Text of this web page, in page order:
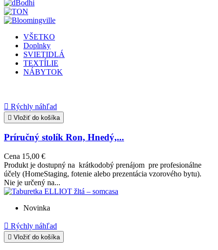
VŠETKO
Doplnky
SVIETIDLÁ
TEXTÍLIE
NÁBYTOK
 Rýchly náhľad
 Vložiť do košíka
Príručný stolík Ron, Hnedý,...
Cena 15,00 €
Produkt je dostupný na krátkodobý prenájom pre profesionálne
účely (HomeStaging, fotenie alebo prezentácia vzorového bytu).
Nie je určený na...
Novinka
 Rýchly náhľad
 Vložiť do košíka